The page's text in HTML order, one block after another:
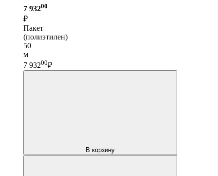
7 93200
₽
Пакет
(полиэтилен)
50
м
7 93200₽
В корзину